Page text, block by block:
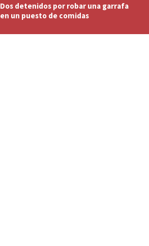
Dos detenidos por robar una garrafa
en un puesto de comidas